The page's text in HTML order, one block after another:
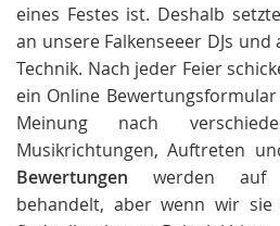
eines Festes ist. Deshalb
an unsere Falkenseeer DJs
Technik. Nach jeder Feier
ein Online
Meinung nach
Musikrichtungen, Auftreten
Bewertungen werden auf
behandelt, aber wenn wir